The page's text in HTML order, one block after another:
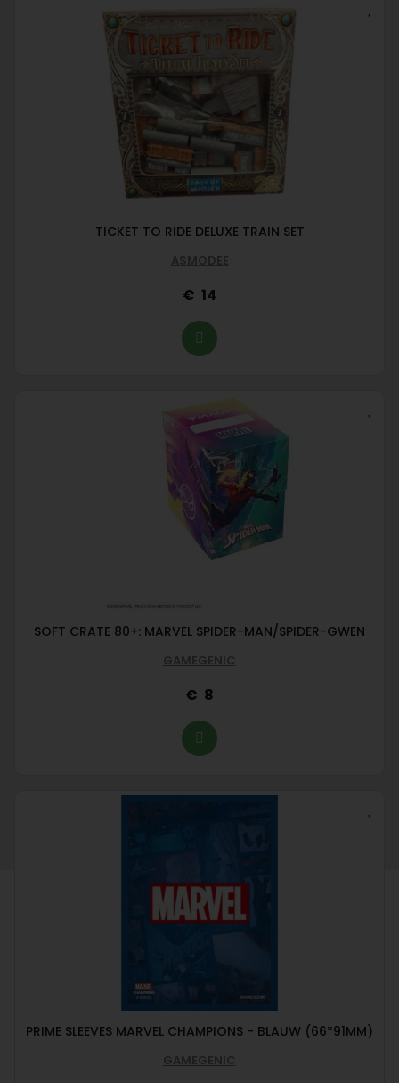
TICKET TO RIDE DELUXE TRAIN SET
ASMODEE
14
SOFT CRATE 80+: MARVEL SPIDER-MAN/SPIDER-GWEN
GAMEGENIC
8
PRIME SLEEVES MARVEL CHAMPIONS - BLAUW (66*91MM)
GAMEGENIC